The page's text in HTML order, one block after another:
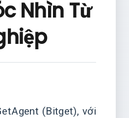
Nhìn Từ
(Bitget), với